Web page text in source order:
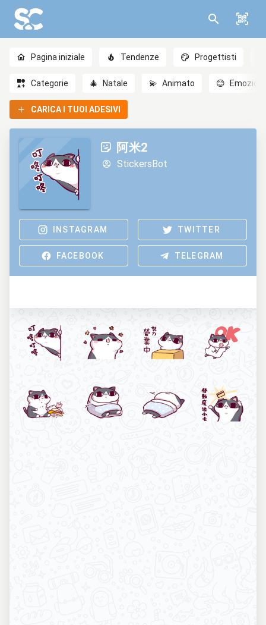
Pagina iniziale Tendenze Progettisti
Categorie 🎄 Natale 💫 Animato 😊 Emozioni
CARICA I TUOI ADESIVI
阿米2
StickersBot
INSTAGRAM TWITTER
FACEBOOK TELEGRAM